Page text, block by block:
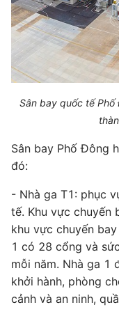
Sân bay quốc tế
Sân bay Phố Đông
đó:
- Nhà ga T1: phục
tế. Khu vực chuyến
khu vực chuyến
1 có 28 cổng và
mỗi năm. Nhà ga 1
khởi hành, phòng
cảnh và an ninh,